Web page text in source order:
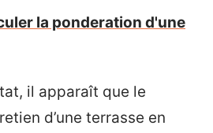
la ponderation d'une
il apparaît que le
d’une terrasse en